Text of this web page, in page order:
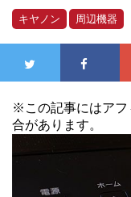
キヤノン 周辺機器
※この記事にはアフ
合があります。